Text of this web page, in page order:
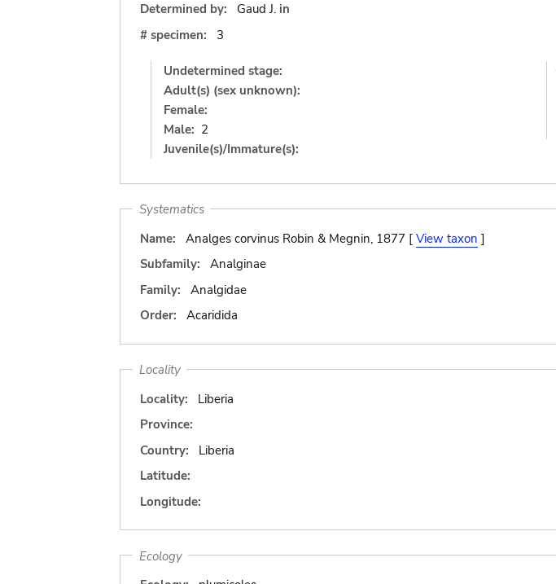
Determined by:
Gaud J. in
# specimen:
3
Undetermined stage:
Adult(s) (sex unknown):
Female:
Male: 2
Juvenile(s)/Immature(s):
Systematics
Name:
Analges corvinus Robin & Megnin, 1877 [ View taxon ]
Subfamily:
Analginae
Family:
Analgidae
Order:
Acaridida
Locality
Locality:
Liberia
Province:
Country:
Liberia
Latitude:
Longitude:
Ecology